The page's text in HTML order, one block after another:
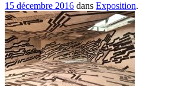
15 décembre 2016 dans Exposition.